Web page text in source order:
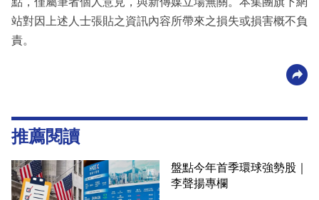
站對因上述人士張貼之資訊內容所帶來之損失或損害概不負
責。
推薦閱讀
盤點今年首季環球強勢股｜
李聲揚專欄